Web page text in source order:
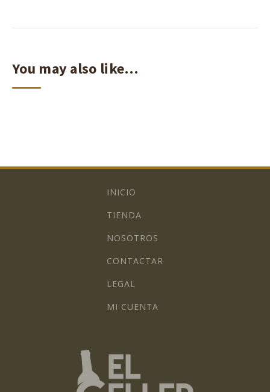
You may also like…
INICIO
TIENDA
NOSOTROS
CONTACTAR
LEGAL
MI CUENTA